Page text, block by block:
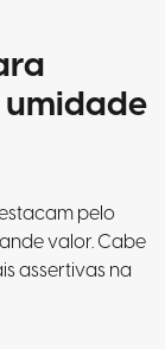
umidade
pelo
valor. Cabe
assertivas na